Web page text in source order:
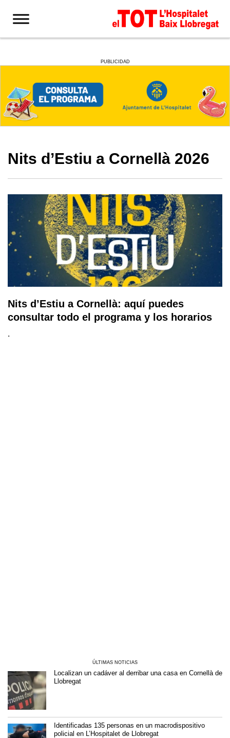
PUBLICIDAD
Nits d’Estiu a Cornellà 2026
Nits d’Estiu a Cornellà: aquí puedes
consultar todo el programa y los horarios
.
ÚLTIMAS NOTICIAS
Localizan un cadáver al derribar una casa en Cornellà de
Llobregat
Identificadas 135 personas en un macrodispositivo
policial en L’Hospitalet de Llobregat